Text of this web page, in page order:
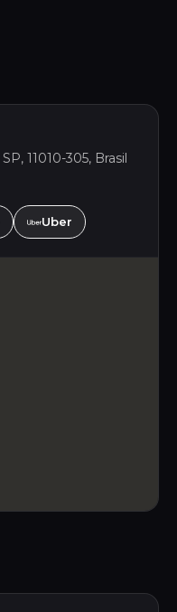
11010-305, Brasil
Uber